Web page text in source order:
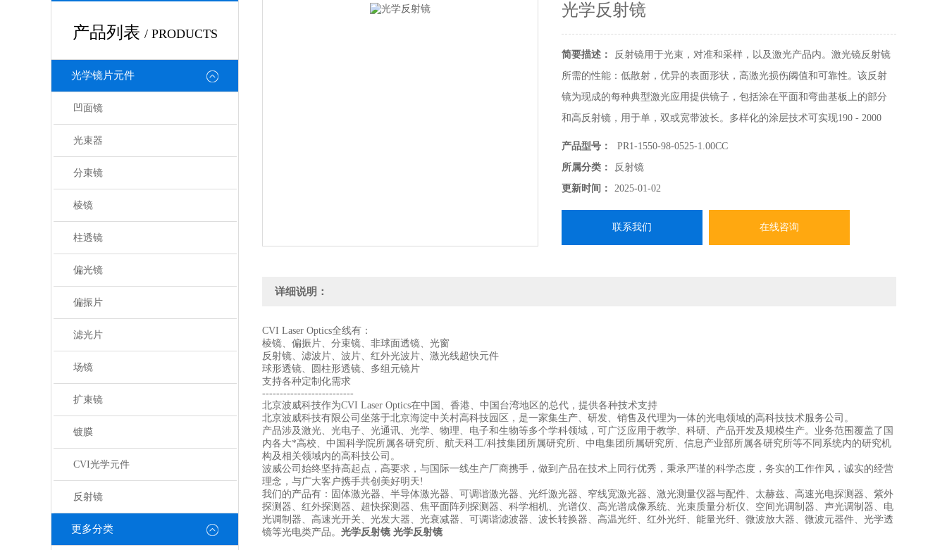
产品列表 / PRODUCTS
光学镜片元件
凹面镜
光束器
分束镜
棱镜
柱透镜
偏光镜
偏振片
滤光片
场镜
扩束镜
镀膜
CVI光学元件
反射镜
更多分类
光学反射镜
简要描述：
反射镜用于光束，对准和采样，以及激光产品内。激光镜反射镜
所需的性能：低散射，优异的表面形状，高激光损伤阈值和可靠性。该反射
镜为现成的每种典型激光应用提供镜子，包括涂在平面和弯曲基板上的部分
和高反射镜，用于单，双或宽带波长。多样化的涂层技术可实现190 - 2000
nm波长的性能，包括电子束电介质，离子束溅射，高密度铝，银和金，以及
高反射宽带镜面涂层。光学反射镜
产品型号：
PR1-1550-98-0525-1.00CC
所属分类：
反射镜
更新时间：
2025-01-02
联系我们 在线咨询
详细说明：
CVI Laser Optics全线有：
棱镜、偏振片、分束镜、非球面透镜、光窗
反射镜、滤波片、波片、红外光波片、激光线超快元件
球形透镜、圆柱形透镜、多组元镜片
支持各种定制化需求
--------------------------
北京波威科技作为CVI Laser Optics在中国、香港、中国台湾地区的总代，提供各种技术支持
北京波威科技有限公司坐落于北京海淀中关村高科技园区，是一家集生产、研发、销售及代理为一体的光电领域的高科技技术服务公司。
产品涉及激光、光电子、光通讯、光学、物理、电子和生物等多个学科领域，可广泛应用于教学、科研、产品开发及规模生产。业务范围覆盖了国
内各大*高校、中国科学院所属各研究所、航天科工/科技集团所属研究所、中电集团所属研究所、信息产业部所属各研究所等不同系统内的研究机
构及相关领域内的高科技公司。
波威公司始终坚持高起点，高要求，与国际一线生产厂商携手，做到产品在技术上同行优秀，秉承严谨的科学态度，务实的工作作风，诚实的经营
理念，与广大客户携手共创美好明天!
我们的产品有：固体激光器、半导体激光器、可调谐激光器、光纤激光器、窄线宽激光器、激光测量仪器与配件、太赫兹、高速光电探测器、紫外
探测器、红外探测器、超快探测器、焦平面阵列探测器、科学相机、光谱仪、高光谱成像系统、光束质量分析仪、空间光调制器、声光调制器、电
光调制器、高速光开关、光发大器、光衰减器、可调谐滤波器、波长转换器、高温光纤、红外光纤、能量光纤、微波放大器、微波元器件、光学透
镜等光电类产品。 光学反射镜 光学反射镜